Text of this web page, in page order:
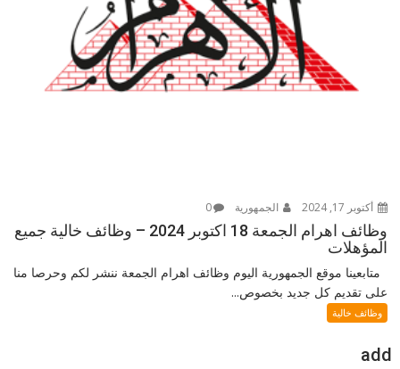
أكتوبر 17, 2024 الجمهورية 0
وظائف اهرام الجمعة 18 اكتوبر 2024 – وظائف خالية جميع
المؤهلات
متابعينا موقع الجمهورية اليوم وظائف اهرام الجمعة ننشر لكم وحرصا منا
على تقديم كل جديد بخصوص...
وظائف خالية
add